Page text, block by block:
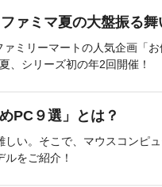
ァミマ夏の大盤振る舞
ミリーマートの人気企画「
、シリーズ初の年2回開催！
PC９選」とは？
しい。そこで、マウスコンピ
をご紹介！